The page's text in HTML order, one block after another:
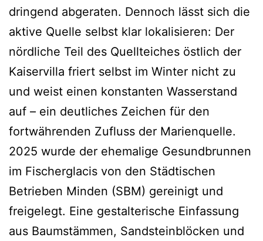
dringend abgeraten. Dennoch lässt sich die
aktive Quelle selbst klar lokalisieren: Der
nördliche Teil des Quellteiches östlich der
Kaiservilla friert selbst im Winter nicht zu
und weist einen konstanten Wasserstand
auf – ein deutliches Zeichen für den
fortwährenden Zufluss der Marienquelle.
2025 wurde der ehemalige Gesundbrunnen
im Fischerglacis von den Städtischen
Betrieben Minden (SBM) gereinigt und
freigelegt. Eine gestalterische Einfassung
aus Baumstämmen, Sandsteinblöcken und